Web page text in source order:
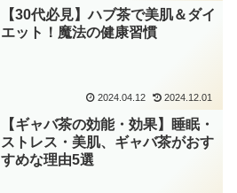
【30代必見】ハブ茶で美肌＆ダイ
エット！魔法の健康習慣
2024.04.12 2024.12.01
【ギャバ茶の効能・効果】睡眠・
ストレス・美肌、ギャバ茶がおす
すめな理由5選